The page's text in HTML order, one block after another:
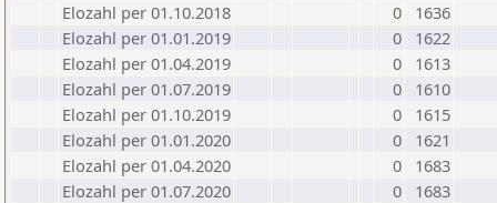
Elozahl per 01.10.2018
0
1636
Elozahl per 01.01.2019
0
1622
Elozahl per 01.04.2019
0
1613
Elozahl per 01.07.2019
0
1610
Elozahl per 01.10.2019
0
1615
Elozahl per 01.01.2020
0
1621
Elozahl per 01.04.2020
0
1683
Elozahl per 01.07.2020
0
1683